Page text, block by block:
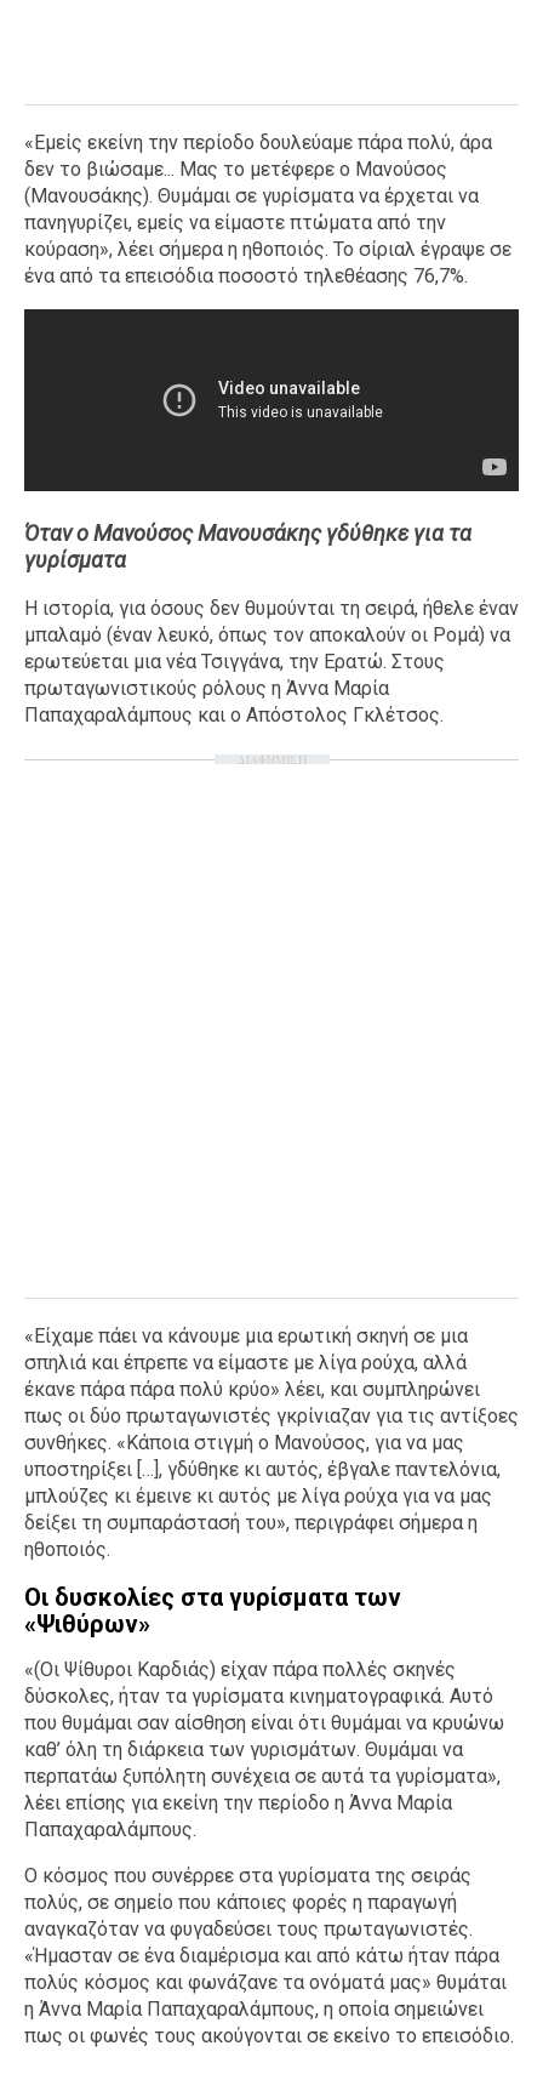
«Εμείς εκείνη την περίοδο δουλεύαμε πάρα πολύ, άρα
δεν το βιώσαμε... Μας το μετέφερε ο Μανούσος
(Μανουσάκης). Θυμάμαι σε γυρίσματα να έρχεται να
πανηγυρίζει, εμείς να είμαστε πτώματα από την
κούραση», λέει σήμερα η ηθοποιός. Το σίριαλ έγραψε σε
ένα από τα επεισόδια ποσοστό τηλεθέασης 76,7%.
Όταν ο Μανούσος Μανουσάκης γδύθηκε για τα
γυρίσματα
Η ιστορία, για όσους δεν θυμούνται τη σειρά, ήθελε έναν
μπαλαμό (έναν λευκό, όπως τον αποκαλούν οι Ρομά) να
ερωτεύεται μια νέα Τσιγγάνα, την Ερατώ. Στους
πρωταγωνιστικούς ρόλους η Άννα Μαρία
Παπαχαραλάμπους και ο Απόστολος Γκλέτσος.
ΔΙΑΦΗΜΙΣΗ
«Είχαμε πάει να κάνουμε μια ερωτική σκηνή σε μια
σπηλιά και έπρεπε να είμαστε με λίγα ρούχα, αλλά
έκανε πάρα πάρα πολύ κρύο» λέει, και συμπληρώνει
πως οι δύο πρωταγωνιστές γκρίνιαζαν για τις αντίξοες
συνθήκες. «Κάποια στιγμή ο Μανούσος, για να μας
υποστηρίξει […], γδύθηκε κι αυτός, έβγαλε παντελόνια,
μπλούζες κι έμεινε κι αυτός με λίγα ρούχα για να μας
δείξει τη συμπαράστασή του», περιγράφει σήμερα η
ηθοποιός.
Οι δυσκολίες στα γυρίσματα των
«Ψιθύρων»
«(Οι Ψίθυροι Καρδιάς) είχαν πάρα πολλές σκηνές
δύσκολες, ήταν τα γυρίσματα κινηματογραφικά. Αυτό
που θυμάμαι σαν αίσθηση είναι ότι θυμάμαι να κρυώνω
καθ’ όλη τη διάρκεια των γυρισμάτων. Θυμάμαι να
περπατάω ξυπόλητη συνέχεια σε αυτά τα γυρίσματα»,
λέει επίσης για εκείνη την περίοδο η Άννα Μαρία
Παπαχαραλάμπους.
Ο κόσμος που συνέρρεε στα γυρίσματα της σειράς
πολύς, σε σημείο που κάποιες φορές η παραγωγή
αναγκαζόταν να φυγαδεύσει τους πρωταγωνιστές.
«Ήμασταν σε ένα διαμέρισμα και από κάτω ήταν πάρα
πολύς κόσμος και φωνάζανε τα ονόματά μας» θυμάται
η Άννα Μαρία Παπαχαραλάμπους, η οποία σημειώνει
πως οι φωνές τους ακούγονται σε εκείνο το επεισόδιο.